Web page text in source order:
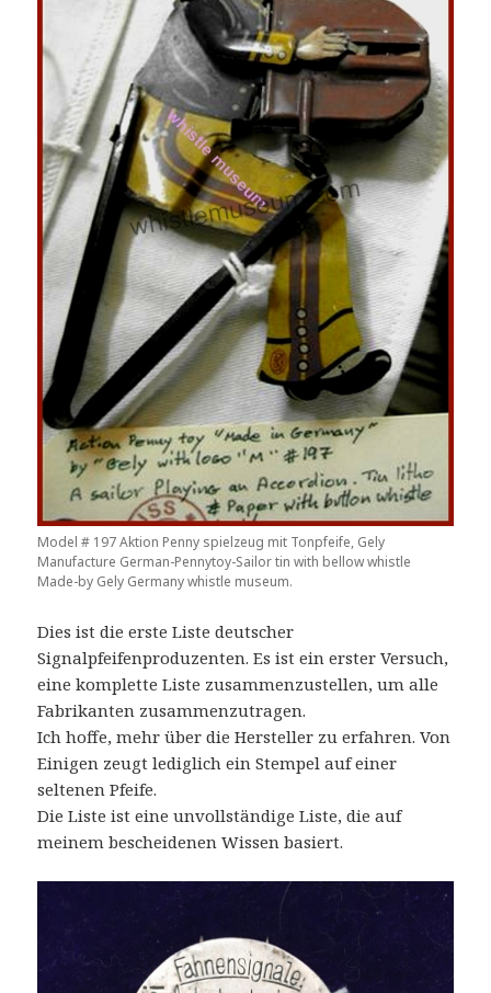
Model # 197 Aktion Penny spielzeug mit Tonpfeife, Gely
Manufacture German-Pennytoy-Sailor tin with bellow whistle
Made-by Gely Germany whistle museum.
Dies ist die erste Liste deutscher
Signalpfeifenproduzenten. Es ist ein erster Versuch,
eine komplette Liste zusammenzustellen, um alle
Fabrikanten zusammenzutragen.
Ich hoffe, mehr über die Hersteller zu erfahren. Von
Einigen zeugt lediglich ein Stempel auf einer
seltenen Pfeife.
Die Liste ist eine unvollständige Liste, die auf
meinem bescheidenen Wissen basiert.